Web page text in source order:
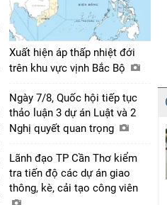
Xuất hiện áp thấp nhiệt đới
trên khu vực vịnh Bắc Bộ
Ngày 7/8, Quốc hội tiếp tục
thảo luận 3 dự án Luật và 2
Nghị quyết quan trọng
Lãnh đạo TP Cần Thơ kiểm
tra tiến độ các dự án giao
thông, kè, cải tạo công viên